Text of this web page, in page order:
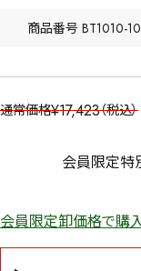
商品番号 BT1010-
通常価格¥17,423 税込
会員限定特
会員限定卸価格で購